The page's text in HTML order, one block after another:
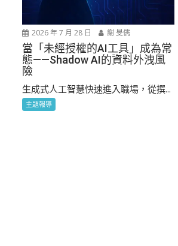
2026 年 7 月 28 日 謝 旻儒
當「未經授權的AI工具」成為常
態——Shadow AI的資料外洩風
險
生成式人工智慧快速進入職場，從撰...
主題報導